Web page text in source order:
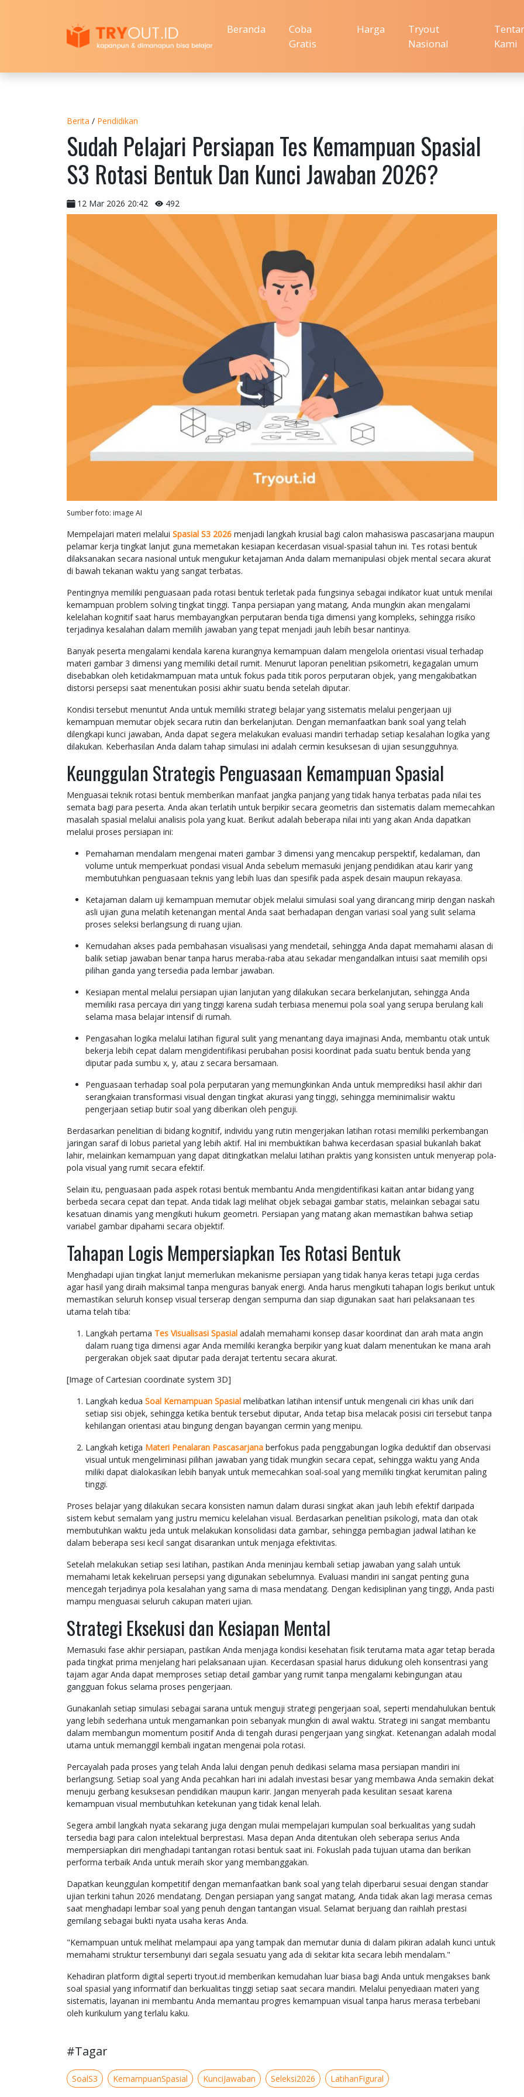
Beranda
Coba
Gratis
Harga
Tryout
Nasional
Kami
Berita / Pendidikan
Sudah Pelajari Persiapan Tes Kemampuan Spasial
S3 Rotasi Bentuk Dan Kunci Jawaban 2026?
12 Mar 2026 20:42 492
Sumber foto: image AI
Mempelajari materi melalui Spasial S3 2026 menjadi langkah krusial bagi calon mahasiswa pascasarjana maupun
pelamar kerja tingkat lanjut guna memetakan kesiapan kecerdasan visual-spasial tahun ini. Tes rotasi bentuk
dilaksanakan secara nasional untuk mengukur ketajaman Anda dalam memanipulasi objek mental secara akurat
di bawah tekanan waktu yang sangat terbatas.
Pentingnya memiliki penguasaan pada rotasi bentuk terletak pada fungsinya sebagai indikator kuat untuk menilai
kemampuan problem solving tingkat tinggi. Tanpa persiapan yang matang, Anda mungkin akan mengalami
kelelahan kognitif saat harus membayangkan perputaran benda tiga dimensi yang kompleks, sehingga risiko
terjadinya kesalahan dalam memilih jawaban yang tepat menjadi jauh lebih besar nantinya.
Banyak peserta mengalami kendala karena kurangnya kemampuan dalam mengelola orientasi visual terhadap
materi gambar 3 dimensi yang memiliki detail rumit. Menurut laporan penelitian psikometri, kegagalan umum
disebabkan oleh ketidakmampuan mata untuk fokus pada titik poros perputaran objek, yang mengakibatkan
distorsi persepsi saat menentukan posisi akhir suatu benda setelah diputar.
Kondisi tersebut menuntut Anda untuk memiliki strategi belajar yang sistematis melalui pengerjaan uji
kemampuan memutar objek secara rutin dan berkelanjutan. Dengan memanfaatkan bank soal yang telah
dilengkapi kunci jawaban, Anda dapat segera melakukan evaluasi mandiri terhadap setiap kesalahan logika yang
dilakukan. Keberhasilan Anda dalam tahap simulasi ini adalah cermin kesuksesan di ujian sesungguhnya.
Keunggulan Strategis Penguasaan Kemampuan Spasial
Menguasai teknik rotasi bentuk memberikan manfaat jangka panjang yang tidak hanya terbatas pada nilai tes
semata bagi para peserta. Anda akan terlatih untuk berpikir secara geometris dan sistematis dalam memecahkan
masalah spasial melalui analisis pola yang kuat. Berikut adalah beberapa nilai inti yang akan Anda dapatkan
melalui proses persiapan ini:
Pemahaman mendalam mengenai materi gambar 3 dimensi yang mencakup perspektif, kedalaman, dan
volume untuk memperkuat pondasi visual Anda sebelum memasuki jenjang pendidikan atau karir yang
membutuhkan penguasaan teknis yang lebih luas dan spesifik pada aspek desain maupun rekayasa.
Ketajaman dalam uji kemampuan memutar objek melalui simulasi soal yang dirancang mirip dengan naskah
asli ujian guna melatih ketenangan mental Anda saat berhadapan dengan variasi soal yang sulit selama
proses seleksi berlangsung di ruang ujian.
Kemudahan akses pada pembahasan visualisasi yang mendetail, sehingga Anda dapat memahami alasan di
balik setiap jawaban benar tanpa harus meraba-raba atau sekadar mengandalkan intuisi saat memilih opsi
pilihan ganda yang tersedia pada lembar jawaban.
Kesiapan mental melalui persiapan ujian lanjutan yang dilakukan secara berkelanjutan, sehingga Anda
memiliki rasa percaya diri yang tinggi karena sudah terbiasa menemui pola soal yang serupa berulang kali
selama masa belajar intensif di rumah.
Pengasahan logika melalui latihan figural sulit yang menantang daya imajinasi Anda, membantu otak untuk
bekerja lebih cepat dalam mengidentifikasi perubahan posisi koordinat pada suatu bentuk benda yang
diputar pada sumbu x, y, atau z secara bersamaan.
Penguasaan terhadap soal pola perputaran yang memungkinkan Anda untuk memprediksi hasil akhir dari
serangkaian transformasi visual dengan tingkat akurasi yang tinggi, sehingga meminimalisir waktu
pengerjaan setiap butir soal yang diberikan oleh penguji.
Berdasarkan penelitian di bidang kognitif, individu yang rutin mengerjakan latihan rotasi memiliki perkembangan
jaringan saraf di lobus parietal yang lebih aktif. Hal ini membuktikan bahwa kecerdasan spasial bukanlah bakat
lahir, melainkan kemampuan yang dapat ditingkatkan melalui latihan praktis yang konsisten untuk menyerap pola-
pola visual yang rumit secara efektif.
Selain itu, penguasaan pada aspek rotasi bentuk membantu Anda mengidentifikasi kaitan antar bidang yang
berbeda secara cepat dan tepat. Anda tidak lagi melihat objek sebagai gambar statis, melainkan sebagai satu
kesatuan dinamis yang mengikuti hukum geometri. Persiapan yang matang akan memastikan bahwa setiap
variabel gambar dipahami secara objektif.
Tahapan Logis Mempersiapkan Tes Rotasi Bentuk
Menghadapi ujian tingkat lanjut memerlukan mekanisme persiapan yang tidak hanya keras tetapi juga cerdas
agar hasil yang diraih maksimal tanpa menguras banyak energi. Anda harus mengikuti tahapan logis berikut untuk
memastikan seluruh konsep visual terserap dengan sempurna dan siap digunakan saat hari pelaksanaan tes
utama telah tiba:
Langkah pertama Tes Visualisasi Spasial adalah memahami konsep dasar koordinat dan arah mata angin
dalam ruang tiga dimensi agar Anda memiliki kerangka berpikir yang kuat dalam menentukan ke mana arah
pergerakan objek saat diputar pada derajat tertentu secara akurat.
[Image of Cartesian coordinate system 3D]
Langkah kedua Soal Kemampuan Spasial melibatkan latihan intensif untuk mengenali ciri khas unik dari
setiap sisi objek, sehingga ketika bentuk tersebut diputar, Anda tetap bisa melacak posisi ciri tersebut tanpa
kehilangan orientasi atau bingung dengan bayangan cermin yang menipu.
Langkah ketiga Materi Penalaran Pascasarjana berfokus pada penggabungan logika deduktif dan observasi
visual untuk mengeliminasi pilihan jawaban yang tidak mungkin secara cepat, sehingga waktu yang Anda
miliki dapat dialokasikan lebih banyak untuk memecahkan soal-soal yang memiliki tingkat kerumitan paling
tinggi.
Proses belajar yang dilakukan secara konsisten namun dalam durasi singkat akan jauh lebih efektif daripada
sistem kebut semalam yang justru memicu kelelahan visual. Berdasarkan penelitian psikologi, mata dan otak
membutuhkan waktu jeda untuk melakukan konsolidasi data gambar, sehingga pembagian jadwal latihan ke
dalam beberapa sesi kecil sangat disarankan untuk menjaga efektivitas.
Setelah melakukan setiap sesi latihan, pastikan Anda meninjau kembali setiap jawaban yang salah untuk
memahami letak kekeliruan persepsi yang digunakan sebelumnya. Evaluasi mandiri ini sangat penting guna
mencegah terjadinya pola kesalahan yang sama di masa mendatang. Dengan kedisiplinan yang tinggi, Anda pasti
mampu menguasai seluruh cakupan materi ujian.
Strategi Eksekusi dan Kesiapan Mental
Memasuki fase akhir persiapan, pastikan Anda menjaga kondisi kesehatan fisik terutama mata agar tetap berada
pada tingkat prima menjelang hari pelaksanaan ujian. Kecerdasan spasial harus didukung oleh konsentrasi yang
tajam agar Anda dapat memproses setiap detail gambar yang rumit tanpa mengalami kebingungan atau
gangguan fokus selama proses pengerjaan.
Gunakanlah setiap simulasi sebagai sarana untuk menguji strategi pengerjaan soal, seperti mendahulukan bentuk
yang lebih sederhana untuk mengamankan poin sebanyak mungkin di awal waktu. Strategi ini sangat membantu
dalam membangun momentum positif Anda di tengah durasi pengerjaan yang singkat. Ketenangan adalah modal
utama untuk memanggil kembali ingatan mengenai pola rotasi.
Percayalah pada proses yang telah Anda lalui dengan penuh dedikasi selama masa persiapan mandiri ini
berlangsung. Setiap soal yang Anda pecahkan hari ini adalah investasi besar yang membawa Anda semakin dekat
menuju gerbang kesuksesan pendidikan maupun karir. Jangan menyerah pada kesulitan sesaat karena
kemampuan visual membutuhkan ketekunan yang tidak kenal lelah.
Segera ambil langkah nyata sekarang juga dengan mulai mempelajari kumpulan soal berkualitas yang sudah
tersedia bagi para calon intelektual berprestasi. Masa depan Anda ditentukan oleh seberapa serius Anda
mempersiapkan diri menghadapi tantangan rotasi bentuk saat ini. Fokuslah pada tujuan utama dan berikan
performa terbaik Anda untuk meraih skor yang membanggakan.
Dapatkan keunggulan kompetitif dengan memanfaatkan bank soal yang telah diperbarui sesuai dengan standar
ujian terkini tahun 2026 mendatang. Dengan persiapan yang sangat matang, Anda tidak akan lagi merasa cemas
saat menghadapi lembar soal yang penuh dengan tantangan visual. Selamat berjuang dan raihlah prestasi
gemilang sebagai bukti nyata usaha keras Anda.
"Kemampuan untuk melihat melampaui apa yang tampak dan memutar dunia di dalam pikiran adalah kunci untuk
memahami struktur tersembunyi dari segala sesuatu yang ada di sekitar kita secara lebih mendalam."
Kehadiran platform digital seperti tryout.id memberikan kemudahan luar biasa bagi Anda untuk mengakses bank
soal spasial yang informatif dan berkualitas tinggi setiap saat secara mandiri. Melalui penyediaan materi yang
sistematis, layanan ini membantu Anda memantau progres kemampuan visual tanpa harus merasa terbebani
oleh kurikulum yang terlalu kaku.
#Tagar
SoalS3 KemampuanSpasial KunciJawaban Seleksi2026 LatihanFigural